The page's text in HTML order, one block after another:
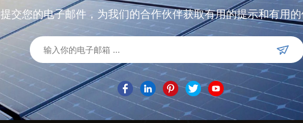
提交您的电子邮件，为我们的合作伙伴获取有用的提示和有用的